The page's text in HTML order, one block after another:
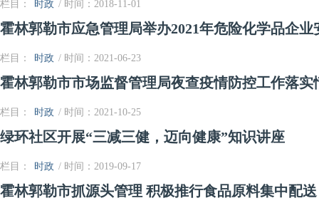
栏目： 时政 / 时间：2018-11-01
霍林郭勒市应急管理局举办2021年危险化学品企
栏目： 时政 / 时间：2021-06-23
霍林郭勒市市场监督管理局夜查疫情防控工作落实
栏目： 时政 / 时间：2021-10-25
绿环社区开展“三减三健，迈向健康”知识讲座
栏目： 时政 / 时间：2019-09-17
霍林郭勒市抓源头管理 积极推行食品原料集中配送